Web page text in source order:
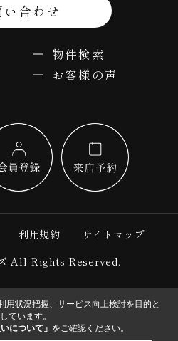
い合わせ
物件検索
お客様の声
利用規約
サイトマップ
All Rights Reserved.
用状況把握、サービス向上検討を目的と
ています。
について」 をご確認ください。